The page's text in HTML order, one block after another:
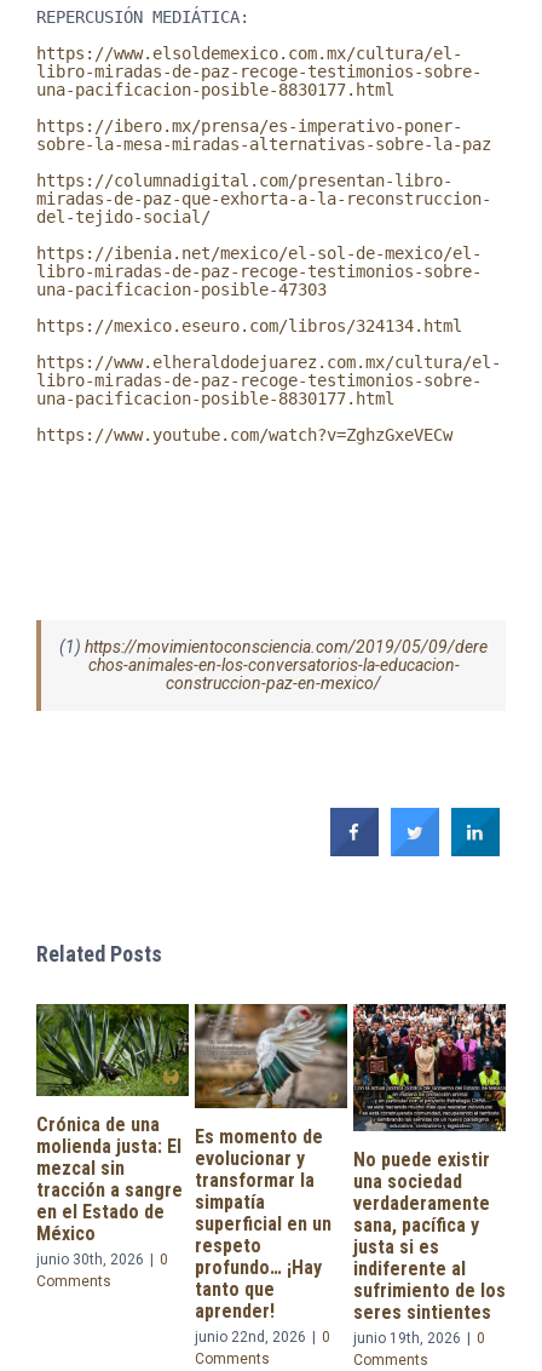
REPERCUSIÓN MEDIÁTICA:
https://www.elsoldemexico.com.mx/cultura/el-
libro-miradas-de-paz-recoge-testimonios-sobre-
una-pacificacion-posible-8830177.html
https://ibero.mx/prensa/es-imperativo-poner-
sobre-la-mesa-miradas-alternativas-sobre-la-paz
https://columnadigital.com/presentan-libro-
miradas-de-paz-que-exhorta-a-la-reconstruccion-
del-tejido-social/
https://ibenia.net/mexico/el-sol-de-mexico/el-
libro-miradas-de-paz-recoge-testimonios-sobre-
una-pacificacion-posible-47303
https://mexico.eseuro.com/libros/324134.html
https://www.elheraldodejuarez.com.mx/cultura/el-
libro-miradas-de-paz-recoge-testimonios-sobre-
una-pacificacion-posible-8830177.html
https://www.youtube.com/watch?v=ZghzGxeVECw
(1) https://movimientoconsciencia.com/2019/05/09/dere
chos-animales-en-los-conversatorios-la-educacion-
construccion-paz-en-mexico/
Related Posts
de una
justa: El
sin
a sangre
el Estado de
30th, 2026 | 0
Es momento de
evolucionar y
transformar la
simpatía
superficial en un
respeto
profundo… ¡Hay
tanto que
aprender!
junio 22nd, 2026 | 0
Comments
No puede existir
una sociedad
verdaderamente
sana, pacífica y
justa si es
indiferente al
sufrimiento de los
seres sintientes
junio 19th, 2026 | 0
Comments
Se le
Claudia
proyecto